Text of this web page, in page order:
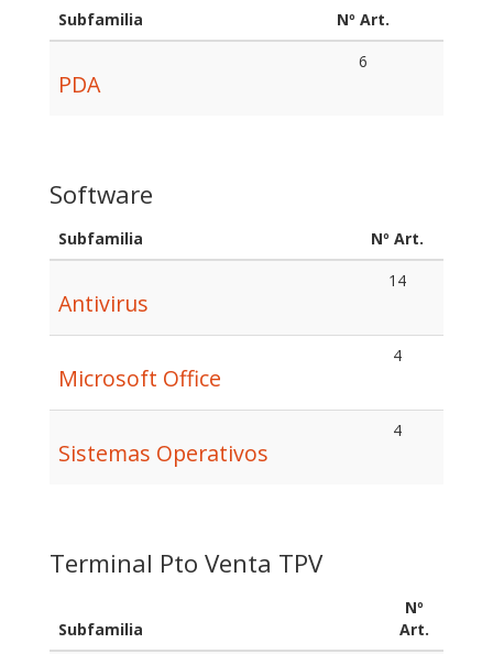
Subfamilia Nº Art.
PDA
6
Software
Subfamilia Nº Art.
Antivirus
14
Microsoft Office
4
Sistemas Operativos
4
Terminal Pto Venta TPV
Subfamilia
Nº
Art.